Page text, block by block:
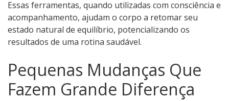
Essas ferramentas, quando utilizadas com consciência e
acompanhamento, ajudam o corpo a retomar seu
estado natural de equilíbrio, potencializando os
resultados de uma rotina saudável.
Pequenas Mudanças Que
Fazem Grande Diferença